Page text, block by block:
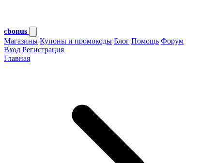
cbonus
Магазины Купоны и промокоды Блог Помощь Форум
Вход Регистрация
Главная